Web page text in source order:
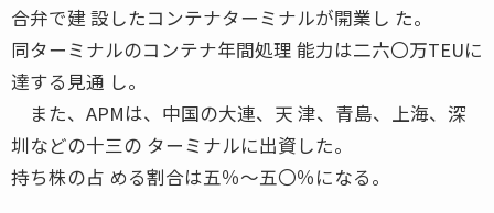
合弁で建 設したコンテナターミナルが開業し た。
同ターミナルのコンテナ年間処理 能力は二六〇万TEUに
達する見通 し。
また、APMは、中国の大連、天 津、青島、上海、深
圳などの十三の ターミナルに出資した。
持ち株の占 める割合は五％〜五〇％になる。